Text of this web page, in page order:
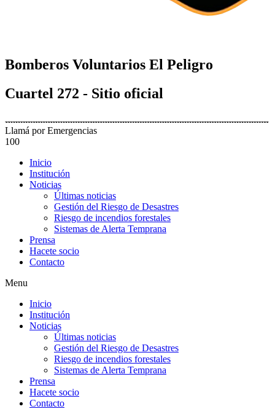
Bomberos Voluntarios El Peligro
Cuartel 272 - Sitio oficial
Llamá por Emergencias
100
Inicio
Institución
Noticias
Últimas noticias
Gestión del Riesgo de Desastres
Riesgo de incendios forestales
Sistemas de Alerta Temprana
Prensa
Hacete socio
Contacto
Menu
Inicio
Institución
Noticias
Últimas noticias
Gestión del Riesgo de Desastres
Riesgo de incendios forestales
Sistemas de Alerta Temprana
Prensa
Hacete socio
Contacto